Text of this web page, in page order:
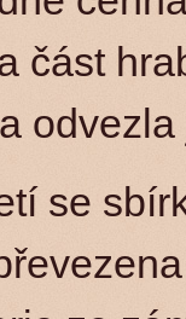
část
se